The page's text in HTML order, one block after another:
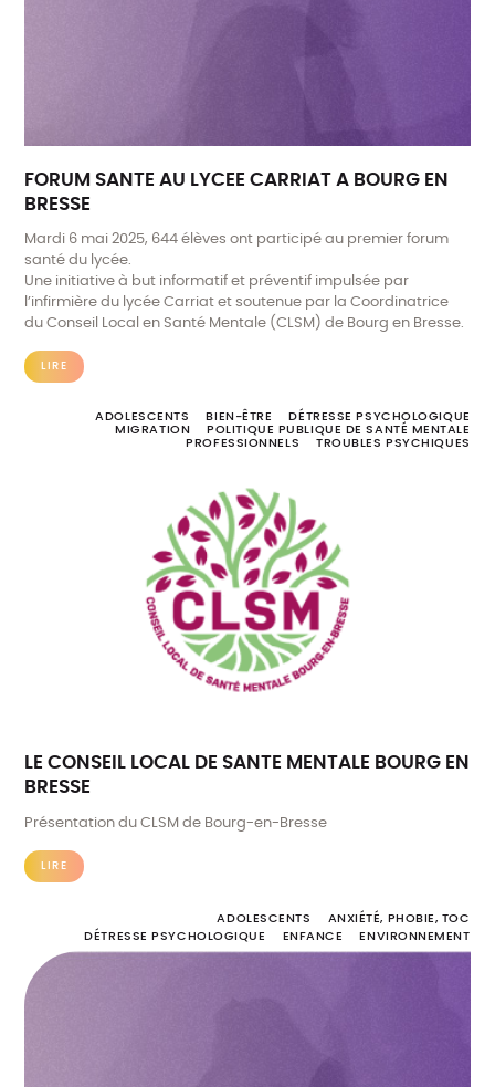
FORUM SANTE AU LYCEE CARRIAT A BOURG EN
BRESSE
Mardi 6 mai 2025, 644 élèves ont participé au premier forum
santé du lycée.
Une initiative à but informatif et préventif impulsée par
l’infirmière du lycée Carriat et soutenue par la Coordinatrice
du Conseil Local en Santé Mentale (CLSM) de Bourg en Bresse.
LIRE
ADOLESCENTS BIEN-ÊTRE
DÉTRESSE PSYCHOLOGIQUE
MIGRATION
POLITIQUE PUBLIQUE DE SANTÉ MENTALE
PROFESSIONNELS
TROUBLES PSYCHIQUES
LE CONSEIL LOCAL DE SANTE MENTALE BOURG EN
BRESSE
Présentation du CLSM de Bourg-en-Bresse
LIRE
ADOLESCENTS
ANXIÉTÉ, PHOBIE, TOC
DÉTRESSE PSYCHOLOGIQUE
ENFANCE ENVIRONNEMENT